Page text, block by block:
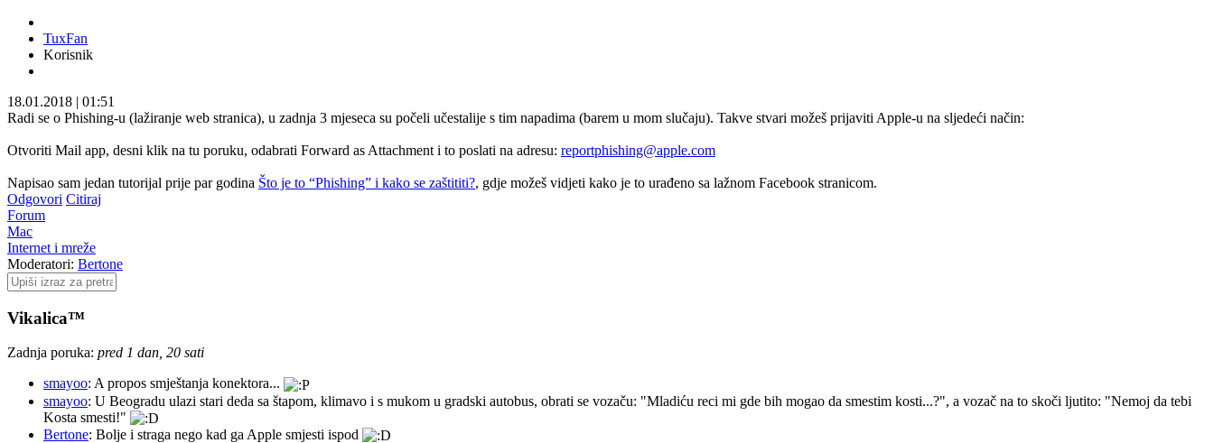
TuxFan
Korisnik
18.01.2018 | 01:51
Radi se o Phishing-u (lažiranje web stranica), u zadnja 3 mjeseca su počeli učestalije s tim napadima (barem u mom slučaju). Takve stvari možeš prijaviti Apple-u na sljedeći način:
Otvoriti Mail app, desni klik na tu poruku, odabrati Forward as Attachment i to poslati na adresu: reportphishing@apple.com
Napisao sam jedan tutorijal prije par godina Što je to “Phishing” i kako se zaštititi?, gdje možeš vidjeti kako je to urađeno sa lažnom Facebook stranicom.
Odgovori Citiraj
Forum
Mac
Internet i mreže
Moderatori: Bertone
Vikalica™
Zadnja poruka: pred 1 dan, 20 sati
smayoo: A propos smještanja konektora...
smayoo: U Beogradu ulazi stari deda sa štapom, klimavo i s mukom u gradski autobus, obrati se vozaču: "Mladiću reci mi gde bih mogao da smestim kosti...?", a vozač na to skoči ljutito: "Nemoj da tebi
Kosta smesti!"
Bertone: Bolje i straga nego kad ga Apple smjesti ispod